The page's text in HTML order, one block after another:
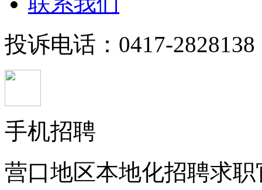
投诉电话：0417-2828138
手机招聘
营口地区本地化招聘求